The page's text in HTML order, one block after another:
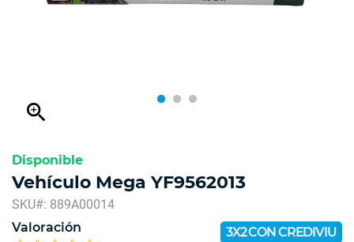
zoom_in
Disponible
Vehículo Mega YF9562013
SKU#: 889A00014
Valoración
3X2 CON CREDIVIU